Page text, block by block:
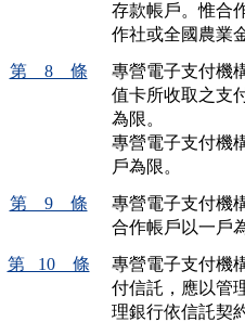
存款帳戶。惟合
作社或全國農業
第 8 條
專營電子支付機
值卡所收取之支
為限。
專營電子支付機
戶為限。
第 9 條
專營電子支付機
合作帳戶以一戶
第 10 條
專營電子支付機
付信託，應以管
理銀行依信託契